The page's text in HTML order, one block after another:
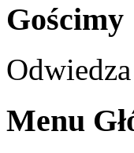
Gościmy
Menu